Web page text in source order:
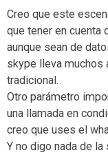
Creo que este
que tener en cuenta
aunque sean de
skype lleva muchos
tradicional.
Otro parámetro
una llamada en
creo que uses el
Y no digo nada de la